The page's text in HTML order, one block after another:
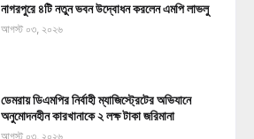
নাগরপুরে ৪টি নতুন ভবন উদ্বোধন করলেন এমপি লাভলু
আগস্ট ০৩, ২০২৬
ডেমরায় ডিএমপির নির্বাহী ম্যাজিস্ট্রেটের অভিযানে
অনুমোদনহীন কারখানাকে ২ লক্ষ টাকা জরিমানা
আগস্ট ০৩, ২০২৬